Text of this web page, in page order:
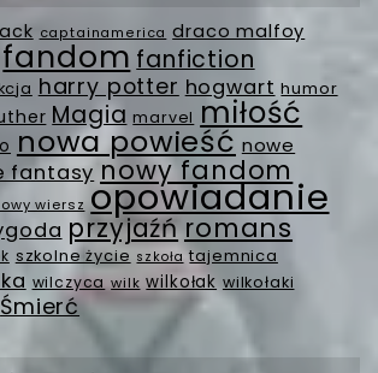
captainamerica draco malfoy
fandom fanfiction
harry potter hogwart humor
Magia marvel miłość
nowa powieść nowe
fantasy nowy fandom
wiersz opowiadanie
przyjaźń romans
szkolne życie szkoła tajemnica
wilczyca wilk wilkołak wilkołaki
Śmierć